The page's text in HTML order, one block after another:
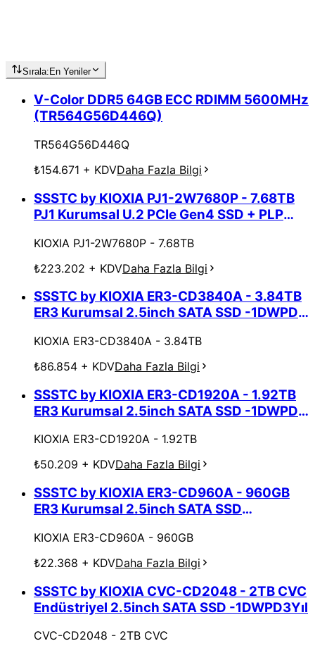
Sırala:En Yeniler
V-Color DDR5 64GB ECC RDIMM 5600MHz
(TR564G56D446Q)
TR564G56D446Q
₺154.671 + KDVDaha Fazla Bilgi
SSSTC by KIOXIA PJ1-2W7680P - 7.68TB
PJ1 Kurumsal U.2 PCIe Gen4 SSD + PLP
KIOXIA PJ1-2W7680P - 7.68TB
₺223.202 + KDVDaha Fazla Bilgi
SSSTC by KIOXIA ER3-CD3840A - 3.84TB
ER3 Kurumsal 2.5inch SATA SSD -1DWPD
KIOXIA ER3-CD3840A - 3.84TB
₺86.854 + KDVDaha Fazla Bilgi
SSSTC by KIOXIA ER3-CD1920A - 1.92TB
ER3 Kurumsal 2.5inch SATA SSD -1DWPD 5
KIOXIA ER3-CD1920A - 1.92TB
₺50.209 + KDVDaha Fazla Bilgi
SSSTC by KIOXIA ER3-CD960A - 960GB
ER3 Kurumsal 2.5inch SATA SSD
KIOXIA ER3-CD960A - 960GB
₺22.368 + KDVDaha Fazla Bilgi
SSSTC by KIOXIA CVC-CD2048 - 2TB CVC
Endüstriyel 2.5inch SATA SSD -1DWPD3Yıl
CVC-CD2048 - 2TB CVC